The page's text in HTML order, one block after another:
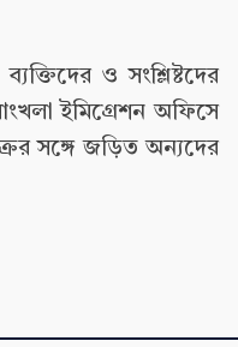
ও সংশ্লিষ্টদের
ইমিগ্রেশন অফিসে
সঙ্গে জড়িত অন্যদের